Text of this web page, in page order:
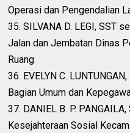
Operasi dan Pengendalian
35. SILVANA D. LEGI, SST
Jalan dan Jembatan Dinas
Ruang
36. EVELYN C.
Bagian Umum dan
37. DANIEL B. P.
Kesejahteraan Sosial